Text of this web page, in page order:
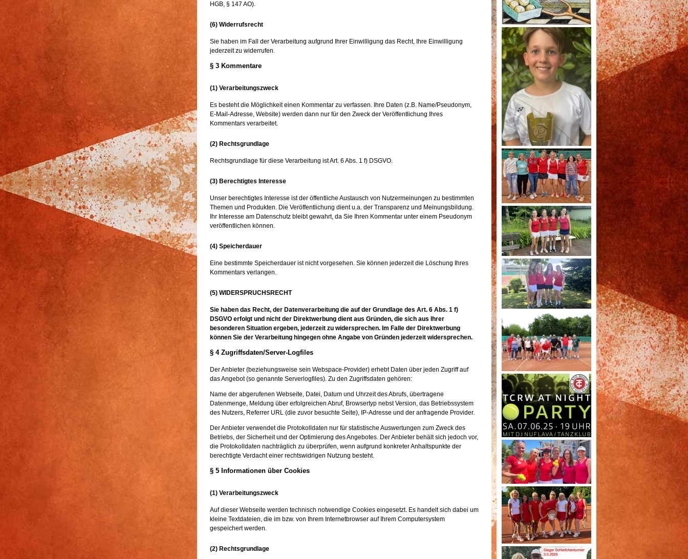
HGB, § 147 AO).
(6) Widerrufsrecht
Sie haben im Fall der Verarbeitung aufgrund Ihrer Einwilligung das Recht, Ihre Einwilligung
jederzeit zu widerrufen.
§ 3 Kommentare
(1) Verarbeitungszweck
Es besteht die Möglichkeit einen Kommentar zu verfassen. Ihre Daten (z.B. Name/Pseudonym,
E-Mail-Adresse, Website) werden dann nur für den Zweck der Veröffentlichung Ihres
Kommentars verarbeitet.
(2) Rechtsgrundlage
Rechtsgrundlage für diese Verarbeitung ist Art. 6 Abs. 1 f) DSGVO.
(3) Berechtigtes Interesse
Unser berechtigtes Interesse ist der öffentliche Austausch von Nutzermeinungen zu bestimmten
Themen und Produkten. Die Veröffentlichung dient u.a. der Transparenz und Meinungsbildung.
Ihr Interesse am Datenschutz bleibt gewahrt, da Sie Ihren Kommentar unter einem Pseudonym
veröffentlichen können.
(4) Speicherdauer
Eine bestimmte Speicherdauer ist nicht vorgesehen. Sie können jederzeit die Löschung Ihres
Kommentars verlangen.
(5) WIDERSPRUCHSRECHT
Sie haben das Recht, der Datenverarbeitung die auf der Grundlage des Art. 6 Abs. 1 f)
DSGVO erfolgt und nicht der Direktwerbung dient aus Gründen, die sich aus Ihrer
besonderen Situation ergeben, jederzeit zu widersprechen. Im Falle der Direktwerbung
können Sie der Verarbeitung hingegen ohne Angabe von Gründen jederzeit widersprechen.
§ 4 Zugriffsdaten/Server-Logfiles
Der Anbieter (beziehungsweise sein Webspace-Provider) erhebt Daten über jeden Zugriff auf
das Angebot (so genannte Serverlogfiles). Zu den Zugriffsdaten gehören:
Name der abgerufenen Webseite, Datei, Datum und Uhrzeit des Abrufs, übertragene
Datenmenge, Meldung über erfolgreichen Abruf, Browsertyp nebst Version, das Betriebssystem
des Nutzers, Referrer URL (die zuvor besuchte Seite), IP-Adresse und der anfragende Provider.
Der Anbieter verwendet die Protokolldaten nur für statistische Auswertungen zum Zweck des
Betriebs, der Sicherheit und der Optimierung des Angebotes. Der Anbieter behält sich jedoch vor,
die Protokolldaten nachträglich zu überprüfen, wenn aufgrund konkreter Anhaltspunkte der
berechtigte Verdacht einer rechtswidrigen Nutzung besteht.
§ 5 Informationen über Cookies
(1) Verarbeitungszweck
Auf dieser Webseite werden technisch notwendige Cookies eingesetzt. Es handelt sich dabei um
kleine Textdateien, die im bzw. von Ihrem Internetbrowser auf Ihrem Computersystem
gespeichert werden.
(2) Rechtsgrundlage